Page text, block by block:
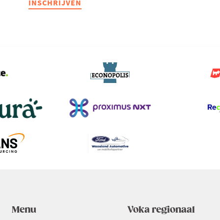
Boom
INSCHRIJVEN
Menu Voka regionaal